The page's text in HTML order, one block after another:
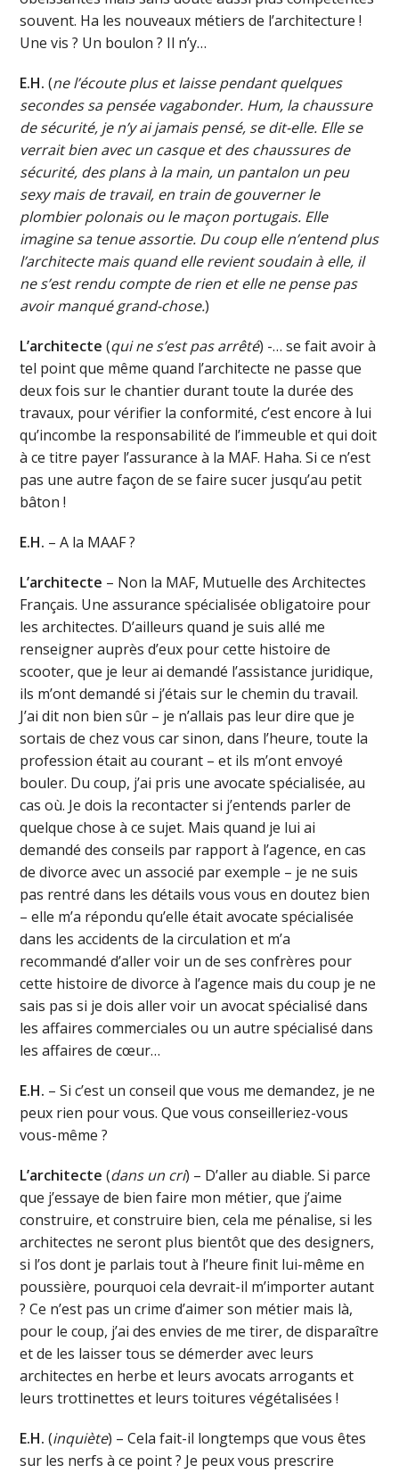
souvent. Ha les nouveaux métiers de l’architecture !
Une vis ? Un boulon ? Il n’y…
E.H. (ne l’écoute plus et laisse pendant quelques
secondes sa pensée vagabonder. Hum, la chaussure
de sécurité, je n’y ai jamais pensé, se dit-elle. Elle se
verrait bien avec un casque et des chaussures de
sécurité, des plans à la main, un pantalon un peu
sexy mais de travail, en train de gouverner le
plombier polonais ou le maçon portugais. Elle
imagine sa tenue assortie. Du coup elle n’entend plus
l’architecte mais quand elle revient soudain à elle, il
ne s’est rendu compte de rien et elle ne pense pas
avoir manqué grand-chose.)
L’architecte (qui ne s’est pas arrêté) -… se fait avoir à
tel point que même quand l’architecte ne passe que
deux fois sur le chantier durant toute la durée des
travaux, pour vérifier la conformité, c’est encore à lui
qu’incombe la responsabilité de l’immeuble et qui doit
à ce titre payer l’assurance à la MAF. Haha. Si ce n’est
pas une autre façon de se faire sucer jusqu’au petit
bâton !
E.H. – A la MAAF ?
L’architecte – Non la MAF, Mutuelle des Architectes
Français. Une assurance spécialisée obligatoire pour
les architectes. D’ailleurs quand je suis allé me
renseigner auprès d’eux pour cette histoire de
scooter, que je leur ai demandé l’assistance juridique,
ils m’ont demandé si j’étais sur le chemin du travail.
J’ai dit non bien sûr – je n’allais pas leur dire que je
sortais de chez vous car sinon, dans l’heure, toute la
profession était au courant – et ils m’ont envoyé
bouler. Du coup, j’ai pris une avocate spécialisée, au
cas où. Je dois la recontacter si j’entends parler de
quelque chose à ce sujet. Mais quand je lui ai
demandé des conseils par rapport à l’agence, en cas
de divorce avec un associé par exemple – je ne suis
pas rentré dans les détails vous vous en doutez bien
– elle m’a répondu qu’elle était avocate spécialisée
dans les accidents de la circulation et m’a
recommandé d’aller voir un de ses confrères pour
cette histoire de divorce à l’agence mais du coup je ne
sais pas si je dois aller voir un avocat spécialisé dans
les affaires commerciales ou un autre spécialisé dans
les affaires de cœur…
E.H. – Si c’est un conseil que vous me demandez, je ne
peux rien pour vous. Que vous conseilleriez-vous
vous-même ?
L’architecte (dans un cri) – D’aller au diable. Si parce
que j’essaye de bien faire mon métier, que j’aime
construire, et construire bien, cela me pénalise, si les
architectes ne seront plus bientôt que des designers,
si l’os dont je parlais tout à l’heure finit lui-même en
poussière, pourquoi cela devrait-il m’importer autant
? Ce n’est pas un crime d’aimer son métier mais là,
pour le coup, j’ai des envies de me tirer, de disparaître
et de les laisser tous se démerder avec leurs
architectes en herbe et leurs avocats arrogants et
leurs trottinettes et leurs toitures végétalisées !
E.H. (inquiète) – Cela fait-il longtemps que vous êtes
sur les nerfs à ce point ? Je peux vous prescrire